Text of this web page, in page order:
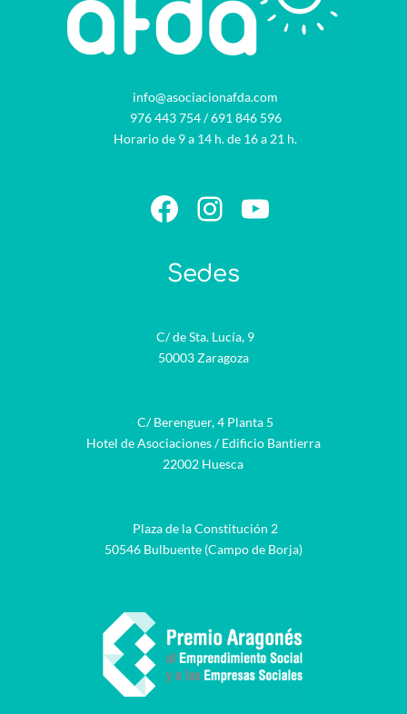
info@asociacionafda.com
976 443 754/691 846 596
Horario de 9 a 14 h. de 16 a 21 h.
Facebook
Instagram
YouTube
Sedes
C/ de Sta. Lucía, 9
50003 Zaragoza
C/ Berenguer, 4 Planta 5
Hotel de Asociaciones / Edificio Bantierra
22002 Huesca
Plaza de la Constitución 2
50546 Bulbuente (Campo de Borja)